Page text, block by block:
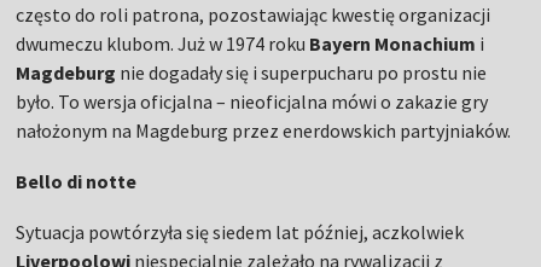
często do roli patrona, pozostawiając kwestię organizacji
dwumeczu klubom. Już w 1974 roku Bayern Monachium i
Magdeburg nie dogadały się i superpucharu po prostu nie
było. To wersja oficjalna – nieoficjalna mówi o zakazie gry
nałożonym na Magdeburg przez enerdowskich partyjniaków.
Bello di notte
Sytuacja powtórzyła się siedem lat później, aczkolwiek
Liverpoolowi niespecjalnie zależało na rywalizacji z